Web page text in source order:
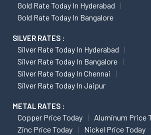
Gold Rate Today In Hyderabad
Gold Rate Today In Bangalore
SILVER RATES :
Silver Rate Today In Hyderabad
Silver Rate Today In Bangalore
Silver Rate Today In Chennai
Silver Rate Today In Jaipur
METAL RATES :
Copper Price Today
Aluminum Price
Zinc Price Today
Nickel Price Today